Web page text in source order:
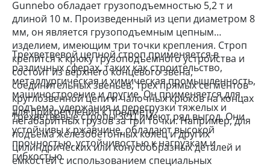
Gunnebo обладает грузоподъемностью 5,2 т и
длиной 10 м. Произведенный из цепи диаметром 8
мм, он является грузоподъемным цепным
изделием, имеющим три точки крепления. Строп
крепится к крюку грузоподъемного устройства и
состоит из верхнего концевого звена,
соединительных звеньев, трех прямых сегментов
круглозвенной цепи и чалочных крюков на концах
для прикрепления к предмету.
Трехветвевой цепной строп применяется в
различных сферах, таких как строительство,
металлургическая и химическая промышленность,
машиностроение и другие. Он применяется для
подъема, удержания и перегрузки тяжелых и
негабаритных грузов за три точки. Например, для
подъема железобетонных колец и других
цилиндрических или конусообразных деталей и
емкостей с использованием специальных
Трехветвевые стропы 3СЦ имеют ряд выгод. Они
устойчивы к ржавчине, обладают высокой
прочностью, устойчивостью к нагрузкам и
гибкостью.